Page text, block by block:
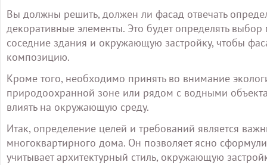
Вы должны решить, должен ли фасад отвечать
декоративные элементы. Это будет определять
соседние здания и окружающую застройку, чтобы
композицию.
Кроме того, необходимо принять во внимание
природоохранной зоне или рядом с водными
влиять на окружающую среду.
Итак, определение целей и требований является
многоквартирного дома. Он позволяет ясно
учитывает архитектурный стиль, окружающую